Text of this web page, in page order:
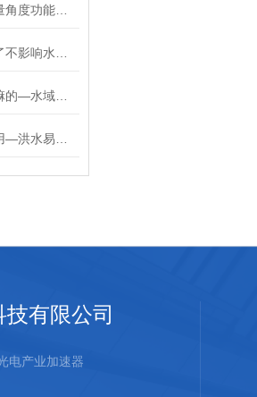
有限公司
电产业加速器